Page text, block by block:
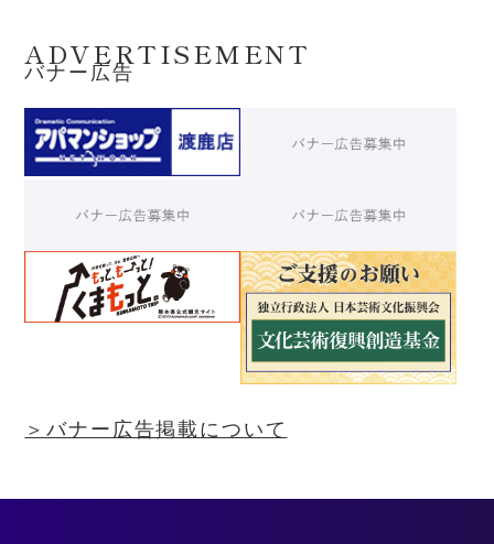
ADVERTISEMENT
バナー広告
＞バナー広告掲載について